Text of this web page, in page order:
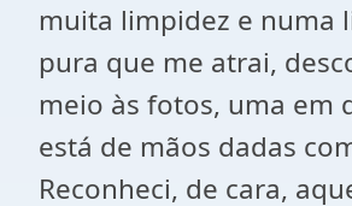
muita limpidez e numa
pura que me atrai,
meio às fotos, uma em
está de mãos dadas
Reconheci, de cara,